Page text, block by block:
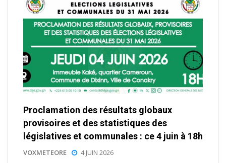
Proclamation des résultats globaux
provisoires et des statistiques des
législatives et communales : ce 4 juin à 18h
VOXMETEORE 4 JUIN 2026